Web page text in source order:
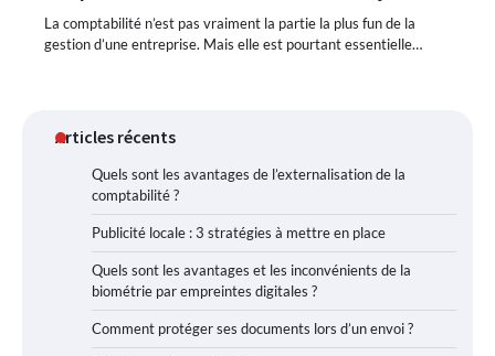
La comptabilité n’est pas vraiment la partie la plus fun de la
gestion d’une entreprise. Mais elle est pourtant essentielle…
Articles récents
Quels sont les avantages de l’externalisation de la
comptabilité ?
Publicité locale : 3 stratégies à mettre en place
Quels sont les avantages et les inconvénients de la
biométrie par empreintes digitales ?
Comment protéger ses documents lors d’un envoi ?